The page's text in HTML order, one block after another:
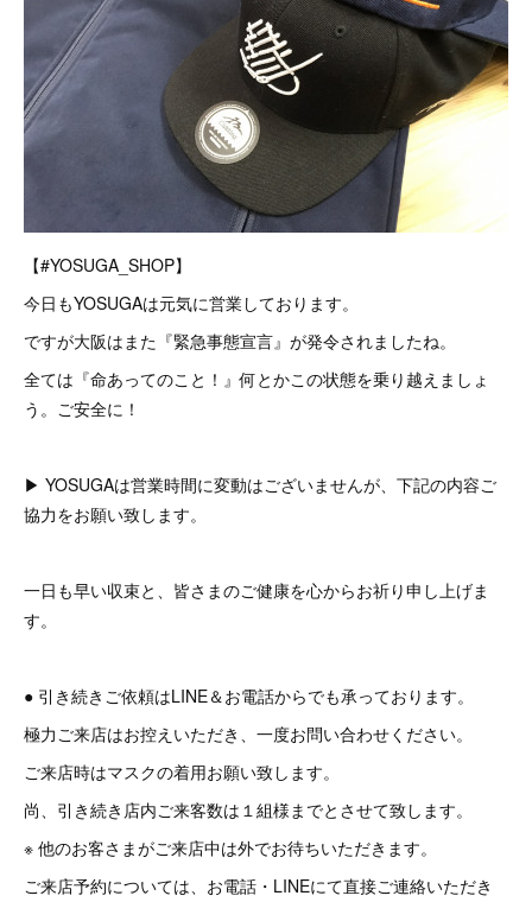
【#YOSUGA_SHOP】
今日もYOSUGAは元気に営業しております。
ですが大阪はまた『緊急事態宣言』が発令されましたね。
全ては『命あってのこと！』何とかこの状態を乗り越えましょ
う。ご安全に！
▶︎ YOSUGAは営業時間に変動はございませんが、下記の内容ご
協力をお願い致します。
一日も早い収束と、皆さまのご健康を心からお祈り申し上げま
す。
● 引き続きご依頼はLINE＆お電話からでも承っております。
極力ご来店はお控えいただき、一度お問い合わせください。
ご来店時はマスクの着用お願い致します。
尚、引き続き店内ご来客数は１組様までとさせて致します。
※ 他のお客さまがご来店中は外でお待ちいただきます。
ご来店予約については、お電話・LINEにて直接ご連絡いただき